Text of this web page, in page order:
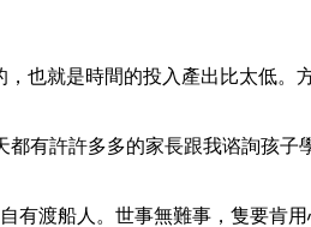
也就是時間的投入產出比太低。
有許許多多的家長跟我谘詢孩子
有渡船人。世事無難事，隻要肯